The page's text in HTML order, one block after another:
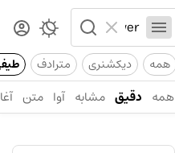
همه دیکشنری مترادف
همه دقیق مشابه آوا متن